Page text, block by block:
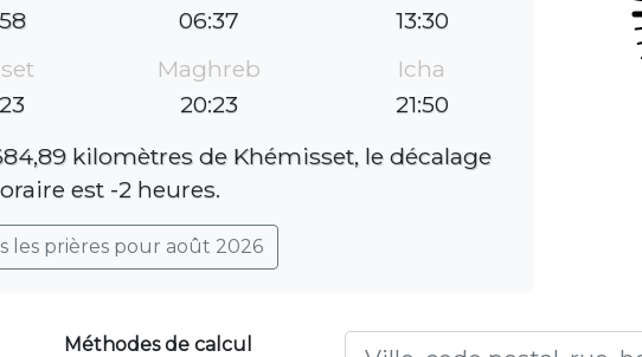
06:37
13:30
Maghreb
20:23
Icha
21:50
kilomètres de Khémisset, le décalage
est -2 heures.
les prières pour août 2026
Méthodes de calcul